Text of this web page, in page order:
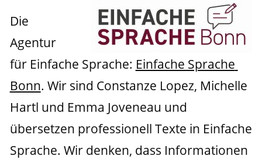
Die
Agentur
für Einfache Sprache: Einfache Sprache
Bonn. Wir sind Constanze Lopez, Michelle
Hartl und Emma Joveneau und
übersetzen professionell Texte in Einfache
Sprache. Wir denken, dass Informationen